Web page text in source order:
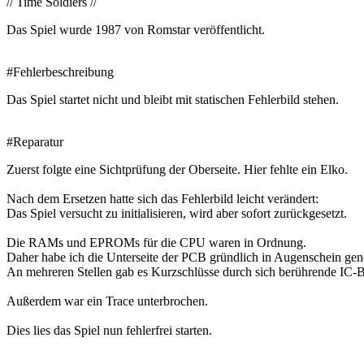
Das Spiel wurde 1987 von Romstar veröffentlicht.
#Fehlerbeschreibung
Das Spiel startet nicht und bleibt mit statischen Fehlerbild stehen.
#Reparatur
Zuerst folgte eine Sichtprüfung der Oberseite. Hier fehlte ein Elko.
Nach dem Ersetzen hatte sich das Fehlerbild leicht verändert:
Das Spiel versucht zu initialisieren, wird aber sofort zurückgesetzt.
Die RAMs und EPROMs für die CPU waren in Ordnung.
Daher habe ich die Unterseite der PCB gründlich in Augenschein
An mehreren Stellen gab es Kurzschlüsse durch sich berührende IC-
Außerdem war ein Trace unterbrochen.
Dies lies das Spiel nun fehlerfrei starten.